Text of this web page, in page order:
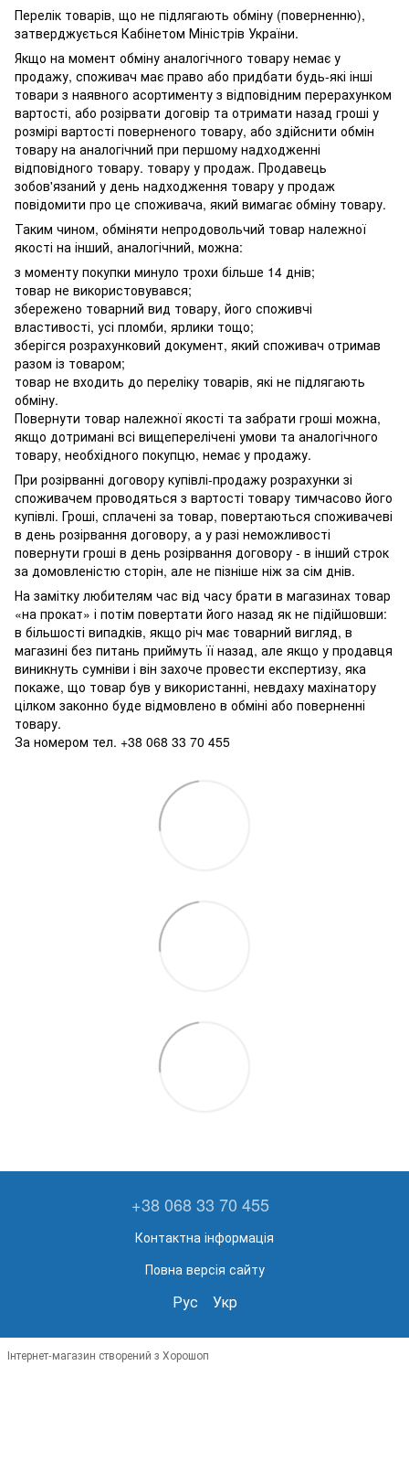
Перелік товарів, що не підлягають обміну (поверненню),
затверджується Кабінетом Міністрів України.
Якщо на момент обміну аналогічного товару немає у
продажу, споживач має право або придбати будь-які інші
товари з наявного асортименту з відповідним перерахунком
вартості, або розірвати договір та отримати назад гроші у
розмірі вартості поверненого товару, або здійснити обмін
товару на аналогічний при першому надходженні
відповідного товару. товару у продаж. Продавець
зобов'язаний у день надходження товару у продаж
повідомити про це споживача, який вимагає обміну товару.
Таким чином, обміняти непродовольчий товар належної
якості на інший, аналогічний, можна:
з моменту покупки минуло трохи більше 14 днів;
товар не використовувався;
збережено товарний вид товару, його споживчі
властивості, усі пломби, ярлики тощо;
зберігся розрахунковий документ, який споживач отримав
разом із товаром;
товар не входить до переліку товарів, які не підлягають
обміну.
Повернути товар належної якості та забрати гроші можна,
якщо дотримані всі вищеперелічені умови та аналогічного
товару, необхідного покупцю, немає у продажу.
При розірванні договору купівлі-продажу розрахунки зі
споживачем проводяться з вартості товару тимчасово його
купівлі. Гроші, сплачені за товар, повертаються споживачеві
в день розірвання договору, а у разі неможливості
повернути гроші в день розірвання договору - в інший строк
за домовленістю сторін, але не пізніше ніж за сім днів.
На замітку любителям час від часу брати в магазинах товар
«на прокат» і потім повертати його назад як не підійшовши:
в більшості випадків, якщо річ має товарний вигляд, в
магазині без питань приймуть її назад, але якщо у продавця
виникнуть сумніви і він захоче провести експертизу, яка
покаже, що товар був у використанні, невдаху махінатору
цілком законно буде відмовлено в обміні або поверненні
товару.
За номером тел. +38 068 33 70 455
+38 068 33 70 455
Контактна інформація
Повна версія сайту
Рус Укр
Інтернет-магазин створений з Хорошоп